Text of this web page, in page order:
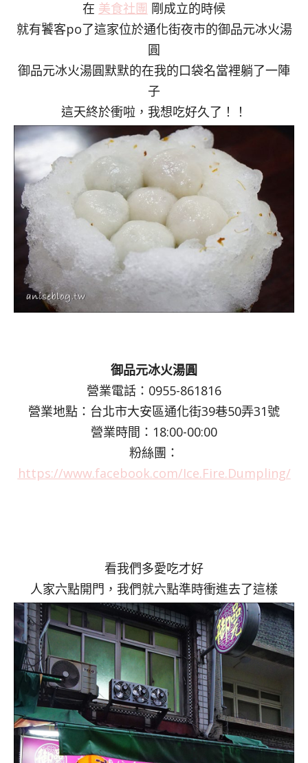
在 美食社團 剛成立的時候
就有饕客po了這家位於通化街夜市的御品元冰火湯
圓
御品元冰火湯圓默默的在我的口袋名當裡躺了一陣
子
這天終於衝啦，我想吃好久了！！
御品元冰火湯圓
營業電話：0955-861816
營業地點：台北市大安區通化街39巷50弄31號
營業時間：18:00-00:00
粉絲團：
https://www.facebook.com/Ice.Fire.Dumpling/
看我們多愛吃才好
人家六點開門，我們就六點準時衝進去了這樣